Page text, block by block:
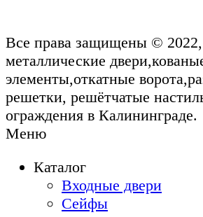
Все права защищены ©
металлические
элементы,откатные
решетки, решётчатые
ограждения в Калининграде.
Меню
Каталог
Входные двери
Сейфы